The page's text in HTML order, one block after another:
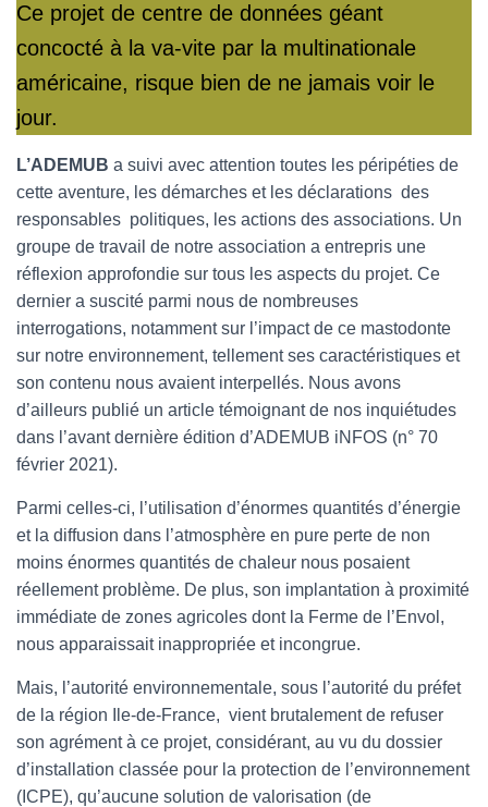
Ce projet de centre de données géant
concocté à la va-vite par la multinationale
américaine, risque bien de ne jamais voir le
jour.
L’ADEMUB a suivi avec attention toutes les péripéties de
cette aventure, les démarches et les déclarations des
responsables politiques, les actions des associations. Un
groupe de travail de notre association a entrepris une
réflexion approfondie sur tous les aspects du projet. Ce
dernier a suscité parmi nous de nombreuses
interrogations, notamment sur l’impact de ce mastodonte
sur notre environnement, tellement ses caractéristiques et
son contenu nous avaient interpellés. Nous avons
d’ailleurs publié un article témoignant de nos inquiétudes
dans l’avant dernière édition d’ADEMUB iNFOS (n° 70
février 2021).
Parmi celles-ci, l’utilisation d’énormes quantités d’énergie
et la diffusion dans l’atmosphère en pure perte de non
moins énormes quantités de chaleur nous posaient
réellement problème. De plus, son implantation à proximité
immédiate de zones agricoles dont la Ferme de l’Envol,
nous apparaissait inappropriée et incongrue.
Mais, l’autorité environnementale, sous l’autorité du préfet
de la région Ile-de-France, vient brutalement de refuser
son agrément à ce projet, considérant, au vu du dossier
d’installation classée pour la protection de l’environnement
(ICPE), qu’aucune solution de valorisation (de